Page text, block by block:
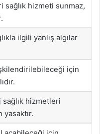
sağlık hizmeti sunmaz,
ilgili yanlış algılar
için
hizmetleri